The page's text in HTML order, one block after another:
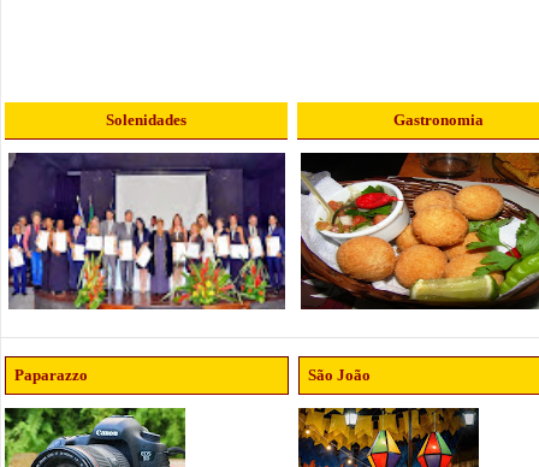
Solenidades Gastronomia
Paparazzo São João